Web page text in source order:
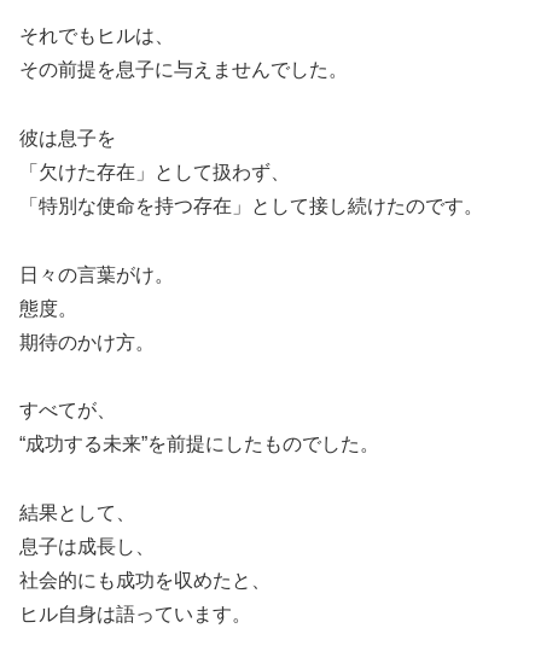
それでもヒルは、
その前提を息子に与えませんでした。
彼は息子を
「欠けた存在」として扱わず、
「特別な使命を持つ存在」として接し続けたのです。
日々の言葉がけ。
態度。
期待のかけ方。
すべてが、
“成功する未来”を前提にしたものでした。
結果として、
息子は成長し、
社会的にも成功を収めたと、
ヒル自身は語っています。